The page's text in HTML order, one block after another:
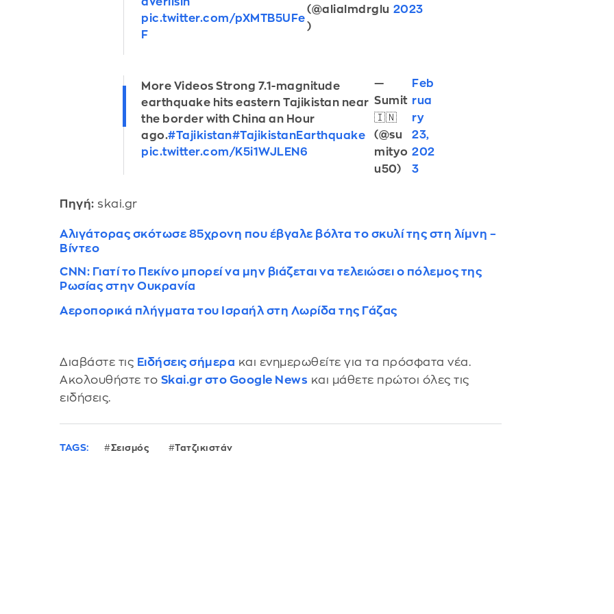
pic.twitter.com/pXMTB5UFe
F
(@alialmdrglu
)
2023
More Videos Strong 7.1-magnitude
earthquake hits eastern Tajikistan near
the border with China an Hour
ago.#Tajikistan#TajikistanEarthquake
pic.twitter.com/K5i1WJLEN6
—
Sumit
🇮🇳
(@su
mityo
u50)
Feb
rua
ry
23,
202
3
Πηγή: skai.gr
Αλιγάτορας σκότωσε 85χρονη που έβγαλε βόλτα το σκυλί της στη λίμνη –
Βίντεο
CNN: Γιατί το Πεκίνο μπορεί να μην βιάζεται να τελειώσει ο πόλεμος της
Ρωσίας στην Ουκρανία
Αεροπορικά πλήγματα του Ισραήλ στη Λωρίδα της Γάζας
Διαβάστε τις Ειδήσεις σήμερα και ενημερωθείτε για τα πρόσφατα νέα.
Ακολουθήστε το Skai.gr στο Google News και μάθετε πρώτοι όλες τις
ειδήσεις.
TAGS: Σεισμός Τατζικιστάν